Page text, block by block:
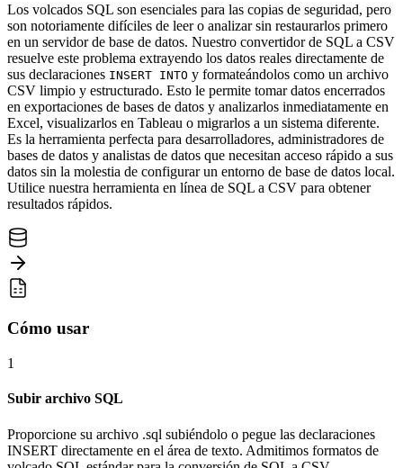
Los volcados SQL son esenciales para las copias de seguridad, pero
son notoriamente difíciles de leer o analizar sin restaurarlos primero
en un servidor de base de datos. Nuestro convertidor de SQL a CSV
resuelve este problema extrayendo los datos reales directamente de
sus declaraciones INSERT INTO y formateándolos como un archivo
CSV limpio y estructurado. Esto le permite tomar datos encerrados
en exportaciones de bases de datos y analizarlos inmediatamente en
Excel, visualizarlos en Tableau o migrarlos a un sistema diferente.
Es la herramienta perfecta para desarrolladores, administradores de
bases de datos y analistas de datos que necesitan acceso rápido a sus
datos sin la molestia de configurar un entorno de base de datos local.
Utilice nuestra herramienta en línea de SQL a CSV para obtener
resultados rápidos.
Cómo usar
1
Subir archivo SQL
Proporcione su archivo .sql subiéndolo o pegue las declaraciones
INSERT directamente en el área de texto. Admitimos formatos de